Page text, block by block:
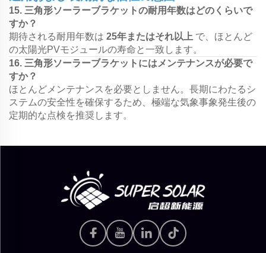
15. 三角形ソーラーブラケットの耐用年数はどのくらいで
すか？
期待される耐用年数は 25年またはそれ以上 で、ほとんど
の太陽光PVモジュールの寿命と一致します。
16. 三角形ソーラーブラケットにはメンテナンスが必要で
すか？
ほとんどメンテナンスを必要としません。長期にわたるシ
ステムの安全性を確保するため、極端な気象事象発生後の
定期的な点検を推奨します。